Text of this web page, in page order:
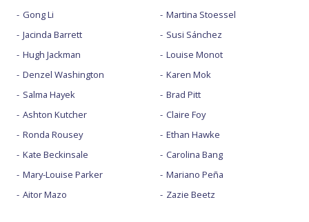
Gong Li
Jacinda Barrett
Hugh Jackman
Denzel Washington
Salma Hayek
Ashton Kutcher
Ronda Rousey
Kate Beckinsale
Mary-Louise Parker
Aitor Mazo
Martina Stoessel
Susi Sánchez
Louise Monot
Karen Mok
Brad Pitt
Claire Foy
Ethan Hawke
Carolina Bang
Mariano Peña
Zazie Beetz